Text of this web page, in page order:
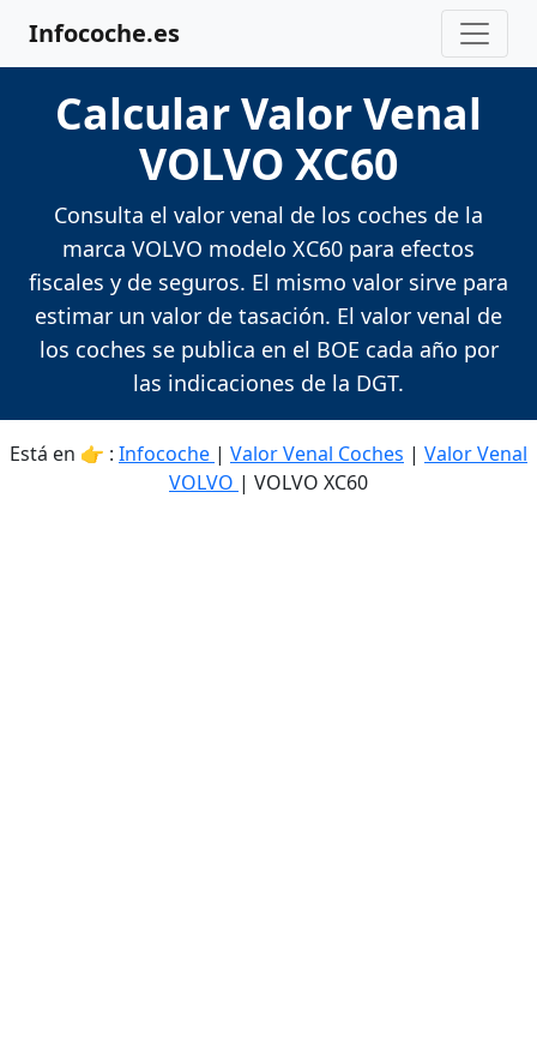
Infocoche.es
Calcular Valor Venal
VOLVO XC60
Consulta el valor venal de los coches de la
marca VOLVO modelo XC60 para efectos
fiscales y de seguros. El mismo valor sirve para
estimar un valor de tasación. El valor venal de
los coches se publica en el BOE cada año por
las indicaciones de la DGT.
Está en 👉 : Infocoche | Valor Venal Coches | Valor Venal
VOLVO | VOLVO XC60